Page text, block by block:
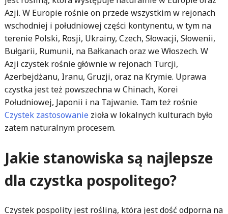
Azji. W Europie rośnie on przede wszystkim w rejonach
wschodniej i południowej części kontynentu, w tym na
terenie Polski, Rosji, Ukrainy, Czech, Słowacji, Słowenii,
Bułgarii, Rumunii, na Bałkanach oraz we Włoszech. W
Azji czystek rośnie głównie w rejonach Turcji,
Azerbejdżanu, Iranu, Gruzji, oraz na Krymie. Uprawa
czystka jest też powszechna w Chinach, Korei
Południowej, Japonii i na Tajwanie. Tam też rośnie
Czystek zastosowanie zioła w lokalnych kulturach było
zatem naturalnym procesem.
Jakie stanowiska są najlepsze
dla czystka pospolitego?
Czystek pospolity jest rośliną, która jest dość odporna na